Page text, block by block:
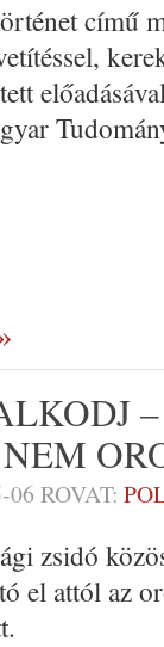
című
06 ROVAT:
zsidó
el attól az